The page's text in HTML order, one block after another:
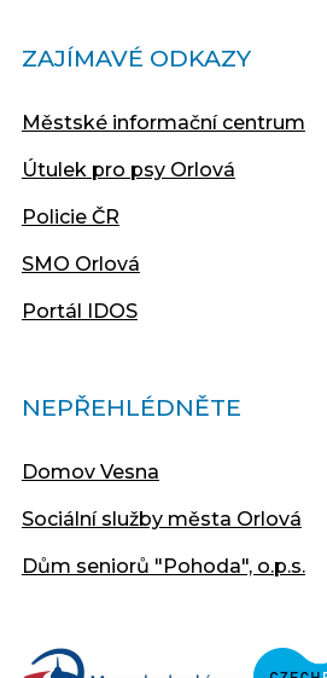
ZAJÍMAVÉ ODKAZY
Městské informační centrum
Útulek pro psy Orlová
Policie ČR
SMO Orlová
Portál IDOS
NEPŘEHLÉDNĚTE
Domov Vesna
Sociální služby města Orlová
Dům seniorů "Pohoda", o.p.s.